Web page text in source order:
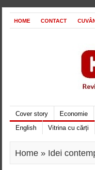
HOME CONTACT
Cover story Economie
English
Vitrina cu cărți
Home » Idei